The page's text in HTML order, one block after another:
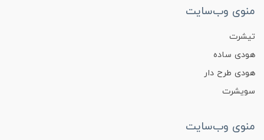
منوی وب‌سایت
تیشرت
هودی ساده
هودی طرح دار
سویشرت
منوی وب‌سایت